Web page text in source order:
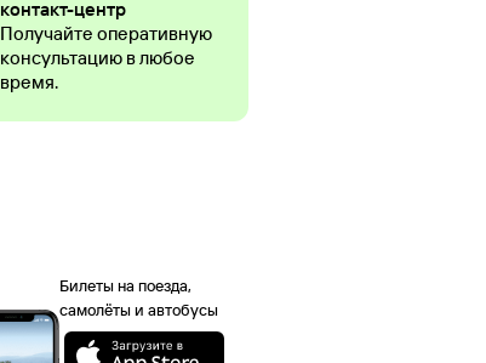
контакт-центр
Получайте оперативную
консультацию в любое
время.
Билеты на поезда,
самолёты и автобусы